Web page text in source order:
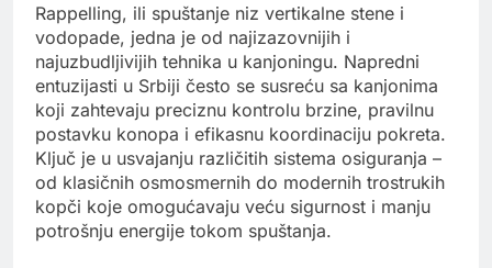
Rappelling, ili spuštanje niz vertikalne stene i
vodopade, jedna je od najizazovnijih i
najuzbudljivijih tehnika u kanjoningu. Napredni
entuzijasti u Srbiji često se susreću sa kanjonima
koji zahtevaju preciznu kontrolu brzine, pravilnu
postavku konopa i efikasnu koordinaciju pokreta.
Ključ je u usvajanju različitih sistema osiguranja –
od klasičnih osmosmernih do modernih trostrukih
kopči koje omogućavaju veću sigurnost i manju
potrošnju energije tokom spuštanja.